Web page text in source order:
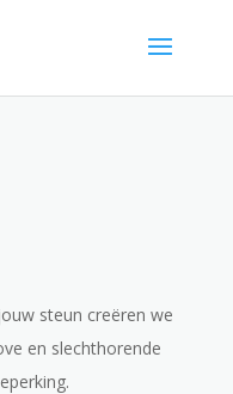
steun creëren we
en slechthorende